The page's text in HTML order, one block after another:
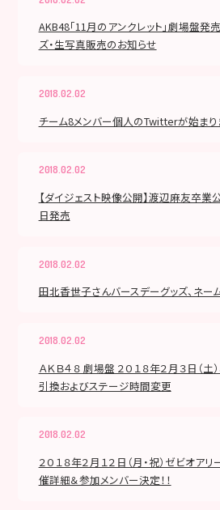
AKB48「11月のアンクレット」劇場盤
ズ・生写真販売のお知らせ
2018.02.02
チーム8メンバー個人のTwitterが始まり
2018.02.02
【ダイジェスト映像公開】渡辺麻友卒
日発売
2018.02.02
田北香世子さんバースデーグッズ、ネー
2018.02.02
ＡＫＢ４８ 劇場盤 ２０１８年２月３日（土
引換およびステージ時間変更
2018.02.02
２０１８年２月１２日（月・祝）ゼビオ
催詳細＆参加メンバー決定！！